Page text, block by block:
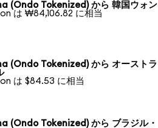
(Ondo Tokenized) から 韓国ウォン
は ₩84,106.82 に相当
(Ondo Tokenized) から オーストラ
は $84.53 に相当
(Ondo Tokenized) から ブラジル・